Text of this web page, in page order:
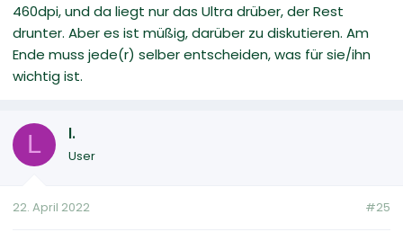
460dpi, und da liegt nur das Ultra drüber, der Rest
drunter. Aber es ist müßig, darüber zu diskutieren. Am
Ende muss jede(r) selber entscheiden, was für sie/ihn
wichtig ist.
L l.
User
22. April 2022 #25